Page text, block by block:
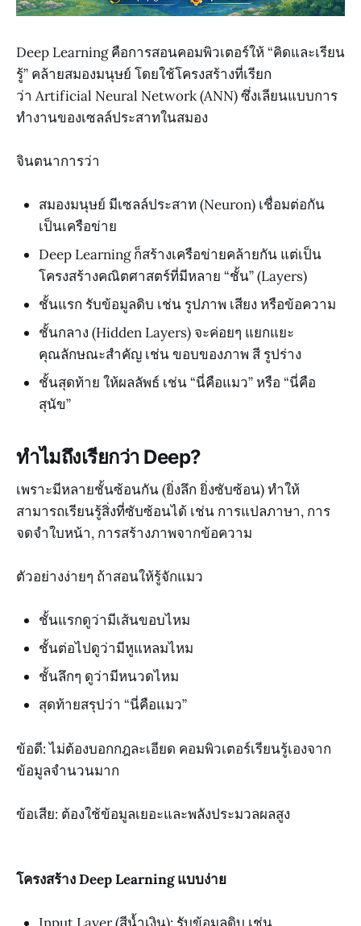
Deep Learning คือการสอนคอมพิวเตอร์ให้ “คิดและเรียน
รู้” คล้ายสมองมนุษย์ โดยใช้โครงสร้างที่เรียก
ว่า Artificial Neural Network (ANN) ซึ่งเลียนแบบการ
ทำงานของเซลล์ประสาทในสมอง
จินตนาการว่า
สมองมนุษย์ มีเซลล์ประสาท (Neuron) เชื่อมต่อกัน
เป็นเครือข่าย
Deep Learning ก็สร้างเครือข่ายคล้ายกัน แต่เป็น
โครงสร้างคณิตศาสตร์ที่มีหลาย “ชั้น” (Layers)
ชั้นแรก รับข้อมูลดิบ เช่น รูปภาพ เสียง หรือข้อความ
ชั้นกลาง (Hidden Layers) จะค่อยๆ แยกแยะ
คุณลักษณะสำคัญ เช่น ขอบของภาพ สี รูปร่าง
ชั้นสุดท้าย ให้ผลลัพธ์ เช่น “นี่คือแมว” หรือ “นี่คือ
สุนัข”
ทำไมถึงเรียกว่า Deep?
เพราะมีหลายชั้นซ้อนกัน (ยิ่งลึก ยิ่งซับซ้อน) ทำให้
สามารถเรียนรู้สิ่งที่ซับซ้อนได้ เช่น การแปลภาษา, การ
จดจำใบหน้า, การสร้างภาพจากข้อความ
ตัวอย่างง่ายๆ ถ้าสอนให้รู้จักแมว
ชั้นแรกดูว่ามีเส้นขอบไหม
ชั้นต่อไปดูว่ามีหูแหลมไหม
ชั้นลึกๆ ดูว่ามีหนวดไหม
สุดท้ายสรุปว่า “นี่คือแมว”
ข้อดี: ไม่ต้องบอกกฎละเอียด คอมพิวเตอร์เรียนรู้เองจาก
ข้อมูลจำนวนมาก
ข้อเสีย: ต้องใช้ข้อมูลเยอะและพลังประมวลผลสูง
โครงสร้าง Deep Learning แบบง่าย